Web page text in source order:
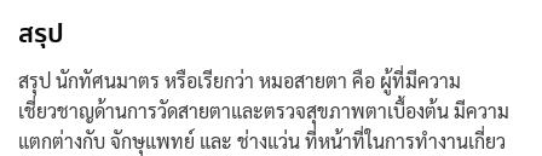
สรุป
สรุปนักทัศนมาตร หรือเรียกว่า หมอสายตา คือ ผู้ที่มีความ
เชี่ยวชาญด้านการวัดสายตาและตรวจสุขภาพตาเบื้องต้น มีความ
แตกต่างกับ จักษุแพทย์ และ ช่างแว่น ที่หน้าที่ในการทำงานเกี่ยว